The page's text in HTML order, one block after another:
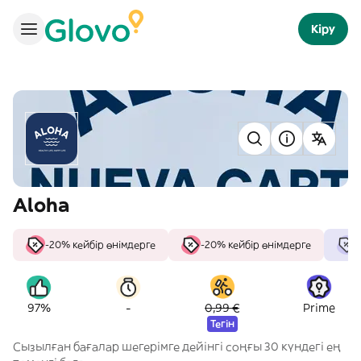
Кіру
Aloha
-20% кейбір өнімдерге -20% кейбір өнімдерге
97% - 0,99 €
Тегін
Prime
Сызылған бағалар шегерімге дейінгі соңғы 30 күндегі ең